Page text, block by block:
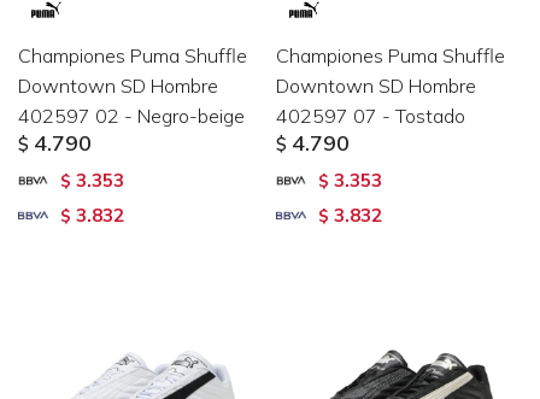
Championes Puma Shuffle
Downtown SD Hombre
402597 02 - Negro-beige
$ 4.790
$ 3.353
$ 3.832
Championes Puma Shuffle
Downtown SD Hombre
402597 07 - Tostado
$ 4.790
$ 3.353
$ 3.832